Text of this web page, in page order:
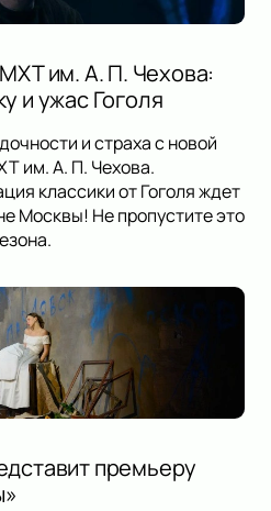
им. А. П. Чехова:
и ужас Гоголя
и страха с новой
им. А. П. Чехова.
классики от Гоголя ждет
Москвы! Не пропустите это
премьеру